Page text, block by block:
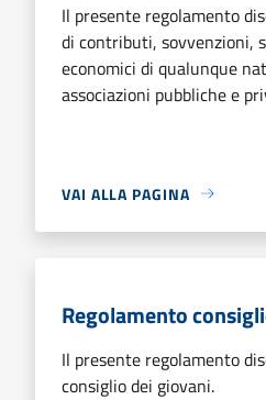
Il presente regolamento
di contributi, sovvenzioni,
economici di qualunque
associazioni pubbliche e
VAI ALLA PAGINA
Regolamento
Il presente regolamento
consiglio dei giovani.